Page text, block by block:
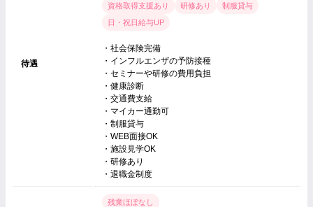
待遇
資格取得支援あり
研修あり
制服貸与
日・祝日給与UP
・社会保険完備
・インフルエンザの予防接種
・セミナーや研修の費用負担
・健康診断
・交通費支給
・マイカー通勤可
・制服貸与
・WEB面接OK
・施設見学OK
・研修あり
・退職金制度
残業ほぼなし